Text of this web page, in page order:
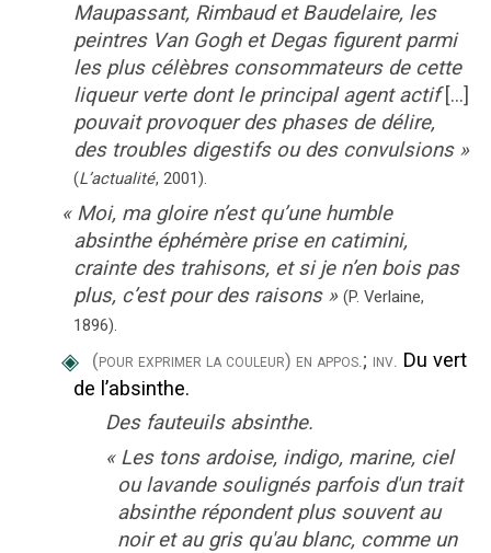
Maupassant, Rimbaud et Baudelaire, les
peintres Van Gogh et Degas figurent parmi
les plus célèbres consommateurs de cette
liqueur verte dont le principal agent actif [...]
pouvait provoquer des phases de délire,
des troubles digestifs ou des convulsions »
(L’actualité, 2001).
« Moi, ma gloire n’est qu’une humble
absinthe éphémère prise en catimini,
crainte des trahisons, et si je n’en bois pas
plus, c’est pour des raisons » (P. Verlaine,
1896).
◈ (pour exprimer la couleur) en appos.; inv. Du vert
de l’absinthe.
Des fauteuils absinthe.
« Les tons ardoise, indigo, marine, ciel
ou lavande soulignés parfois d'un trait
absinthe répondent plus souvent au
noir et au gris qu'au blanc, comme un